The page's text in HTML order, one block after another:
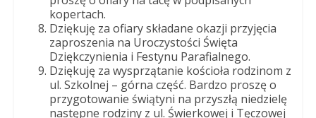
kopertach.
Dziękuję za ofiary składane okazji przyjęcia
zaproszenia na Uroczystości Święta
Dziękczynienia i Festynu Parafialnego.
Dziękuję za wysprzątanie kościoła rodzinom z
ul. Szkolnej – górna część. Bardzo proszę o
przygotowanie świątyni na przyszłą niedzielę
następne rodziny z ul. Świerkowej i Tęczowej